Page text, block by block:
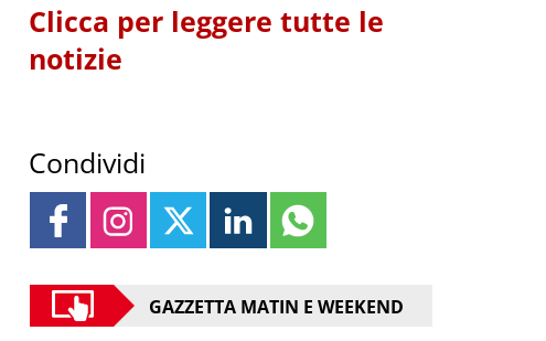
Clicca per leggere tutte le
notizie
Condividi
GAZZETTA MATIN E WEEKEND